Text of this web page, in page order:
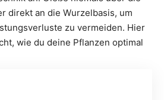
direkt an die Wurzelbasis, um
zu vermeiden. Hier
wie du deine Pflanzen optimal